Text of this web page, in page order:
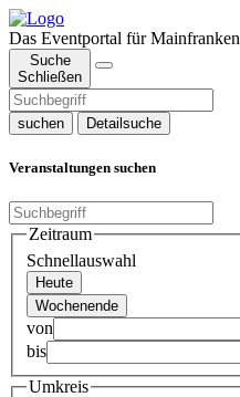
Das Eventportal für Mainfranken
Suche
Schließen
suchen Detailsuche
Veranstaltungen suchen
Zeitraum
Schnellauswahl
Heute
Wochenende
von
bis
Umkreis